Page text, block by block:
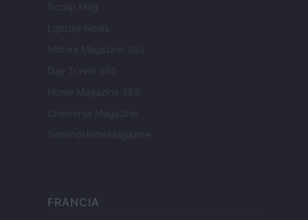
Scoop Mag
Lgbtqia News
Motors Magazine 365
Day Travel 365
Home Magazine 365
Cineverse Magazine
SecondHomeMagazine
FRANCIA